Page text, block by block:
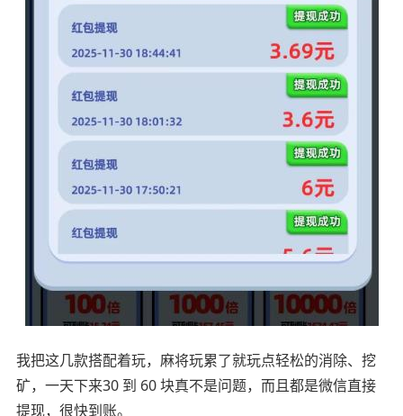
我把这几款搭配着玩，麻将玩累了就玩点轻松的消除、挖
矿，一天下来30 到 60 块真不是问题，而且都是微信直接
提现，很快到账。